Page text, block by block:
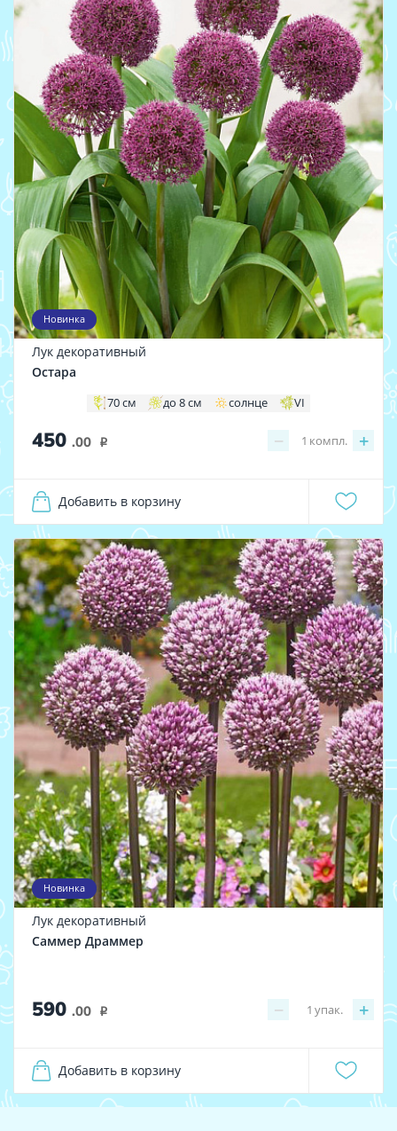
Новинка
Лук декоративный
Остара
70 см до 8 см солнце VI
450 .00 i − +
1 компл.
Добавить в корзину
Новинка
Лук декоративный
Саммер Драммер
590 .00 i − +
1 упак.
Добавить в корзину